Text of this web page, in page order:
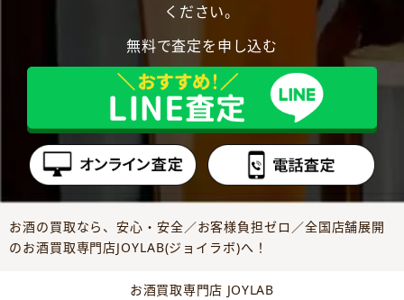
ください。
無料で査定を申し込む
お酒の買取なら、安心・安全／お客様負担ゼロ／全国店舗展開
のお酒買取専門店JOYLAB(ジョイラボ)へ！
お酒買取専門店 JOYLAB